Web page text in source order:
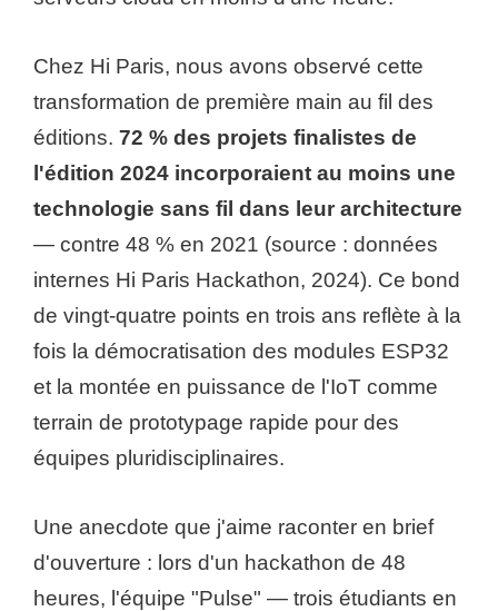
Chez Hi Paris, nous avons observé cette
transformation de première main au fil des
éditions. 72 % des projets finalistes de
l'édition 2024 incorporaient au moins une
technologie sans fil dans leur architecture
— contre 48 % en 2021 (source : données
internes Hi Paris Hackathon, 2024). Ce bond
de vingt-quatre points en trois ans reflète à la
fois la démocratisation des modules ESP32
et la montée en puissance de l'IoT comme
terrain de prototypage rapide pour des
équipes pluridisciplinaires.
Une anecdote que j'aime raconter en brief
d'ouverture : lors d'un hackathon de 48
heures, l'équipe "Pulse" — trois étudiants en